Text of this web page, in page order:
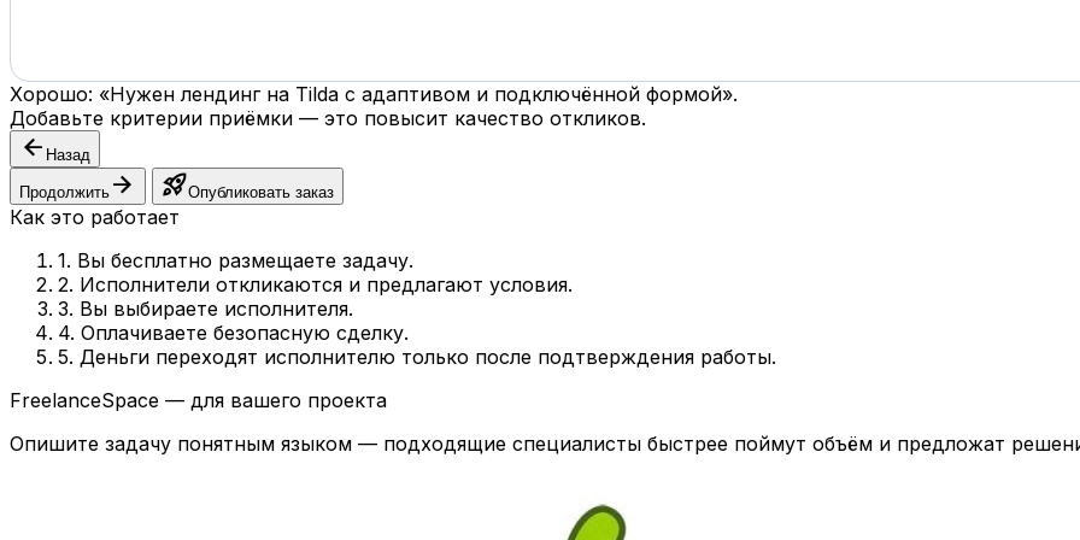
Хорошо: «Нужен лендинг на Tilda с адаптивом и подключённой формой».
Добавьте критерии приёмки — это повысит качество откликов.
arrow_back Назад
Продолжить arrow_forward rocket_launchОпубликовать заказ
Как это работает
1. Вы бесплатно размещаете задачу.
2. Исполнители откликаются и предлагают условия.
3. Вы выбираете исполнителя.
4. Оплачиваете безопасную сделку.
5. Деньги переходят исполнителю только после подтверждения работы.
FreelanceSpace — для вашего проекта
Опишите задачу понятным языком — подходящие специалисты быстрее поймут объём и предложат